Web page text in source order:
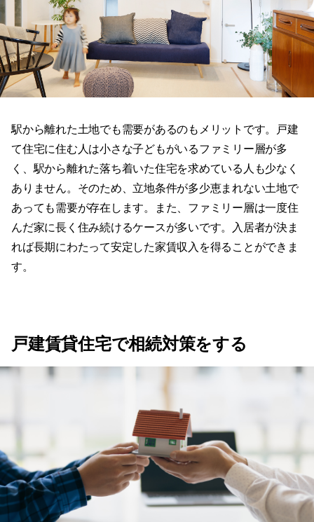
駅から離れた土地でも需要があるのもメリットです。戸建
て住宅に住む人は小さな子どもがいるファミリー層が多
く、駅から離れた落ち着いた住宅を求めている人も少なく
ありません。そのため、立地条件が多少恵まれない土地で
あっても需要が存在します。また、ファミリー層は一度住
んだ家に長く住み続けるケースが多いです。入居者が決ま
れば長期にわたって安定した家賃収入を得ることができま
す。
戸建賃貸住宅で相続対策をする